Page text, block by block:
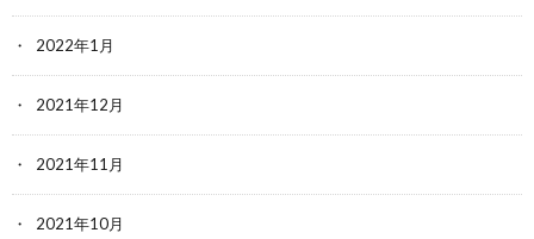
2022年1月
2021年12月
2021年11月
2021年10月